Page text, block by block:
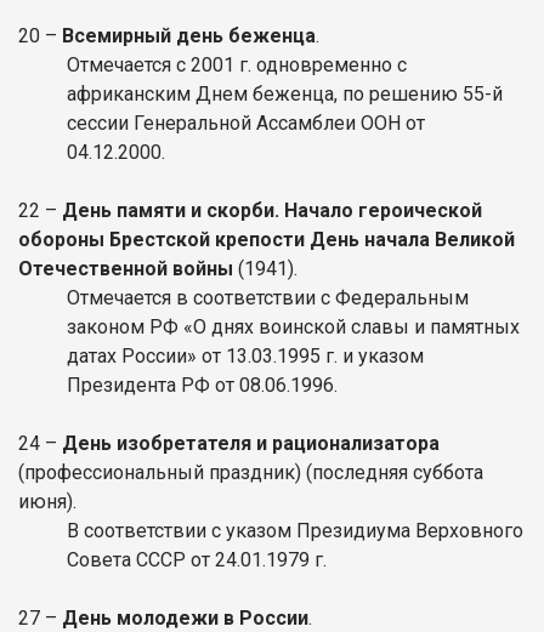
20 – Всемирный день беженца.
Отмечается с 2001 г. одновременно с
африканским Днем беженца, по решению 55-й
сессии Генеральной Ассамблеи ООН от
04.12.2000.
22 – День памяти и скорби. Начало героической
обороны Брестской крепости День начала Великой
Отечественной войны (1941).
Отмечается в соответствии с Федеральным
законом РФ «О днях воинской славы и памятных
датах России» от 13.03.1995 г. и указом
Президента РФ от 08.06.1996.
24 – День изобретателя и рационализатора
(профессиональный праздник) (последняя суббота
июня).
В соответствии с указом Президиума Верховного
Совета СССР от 24.01.1979 г.
27 – День молодежи в России.